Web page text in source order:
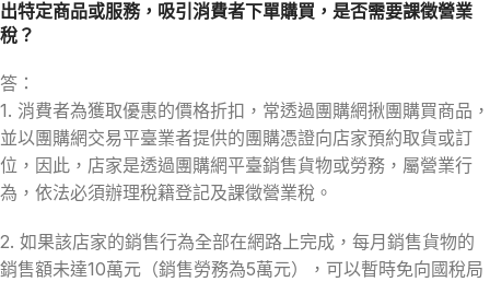
出特定商品或服務，吸引消費者下單購買，是否需要課徵營業
稅？
答：
1. 消費者為獲取優惠的價格折扣，常透過團購網揪團購買商品，
並以團購網交易平臺業者提供的團購憑證向店家預約取貨或訂
位，因此，店家是透過團購網平臺銷售貨物或勞務，屬營業行
為，依法必須辦理稅籍登記及課徵營業稅。
2. 如果該店家的銷售行為全部在網路上完成，每月銷售貨物的
銷售額未達10萬元（銷售勞務為5萬元），可以暫時免向國稅局